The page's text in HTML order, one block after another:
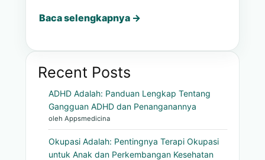
Baca selengkapnya →
Recent Posts
ADHD Adalah: Panduan Lengkap Tentang
Gangguan ADHD dan Penanganannya
oleh Appsmedicina
Okupasi Adalah: Pentingnya Terapi Okupasi
untuk Anak dan Perkembangan Kesehatan